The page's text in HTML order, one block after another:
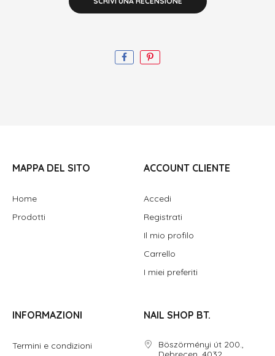
MAPPA DEL SITO
Home
Prodotti
ACCOUNT CLIENTE
Accedi
Registrati
Il mio profilo
Carrello
I miei preferiti
INFORMAZIONI
Termini e condizioni
NAIL SHOP BT.
Böszörményi út 200.,